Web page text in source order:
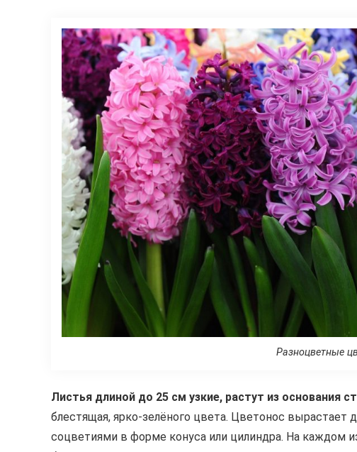
Разноцветные
Листья длиной до 25 см узкие, растут из основания
блестящая, ярко-зелёного цвета. Цветонос
соцветиями в форме конуса или цилиндра. На каждом